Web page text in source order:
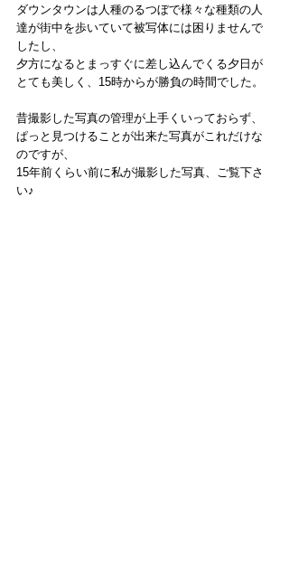
ダウンタウンは人種のるつぼで様々な種類の人
達が街中を歩いていて被写体には困りませんで
したし、
夕方になるとまっすぐに差し込んでくる夕日が
とても美しく、15時からが勝負の時間でした。
昔撮影した写真の管理が上手くいっておらず、
ぱっと見つけることが出来た写真がこれだけな
のですが、
15年前くらい前に私が撮影した写真、ご覧下さ
い♪